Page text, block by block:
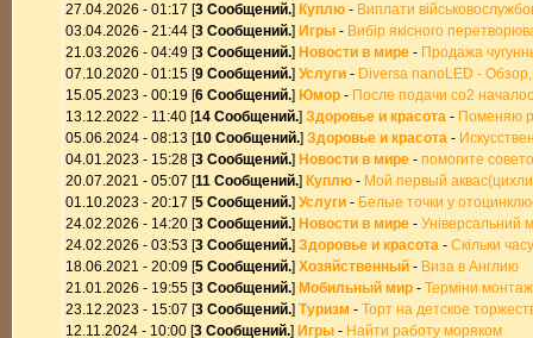
27.04.2026 - 01:17 [3 Сообщений.] Куплю - Виплати
03.04.2026 - 21:44 [3 Сообщений.] Игры - Вибір якісного
21.03.2026 - 04:49 [3 Сообщений.] Новости в мире - Продажа
07.10.2020 - 01:15 [9 Сообщений.] Услуги - Diversa nanoLED - Обзор,
15.05.2023 - 00:19 [6 Сообщений.] Юмор - После подачи со2
13.12.2022 - 11:40 [14 Сообщений.] Здоровье и красота - Поменяю
05.06.2024 - 08:13 [10 Сообщений.] Здоровье и красота -
04.01.2023 - 15:28 [3 Сообщений.] Новости в мире - помогите
20.07.2021 - 05:07 [11 Сообщений.] Куплю - Мой первый
01.10.2023 - 20:17 [5 Сообщений.] Услуги - Белые точки у
24.02.2026 - 14:20 [3 Сообщений.] Новости в мире - Універсальний
24.02.2026 - 03:53 [3 Сообщений.] Здоровье и красота - Скільки
18.06.2021 - 20:09 [5 Сообщений.] Хозяйственный - Виза в Англию
21.01.2026 - 19:55 [3 Сообщений.] Мобильный мир - Терміни
23.12.2023 - 15:07 [3 Сообщений.] Туризм - Торт на детское
12.11.2024 - 10:00 [3 Сообщений.] Игры - Найти работу моряком